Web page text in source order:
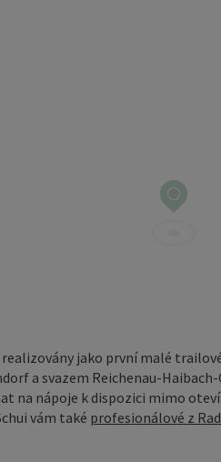
jako první malé
a svazem Reichenau-
na nápoje k dispozici mimo
vám také profesionálové z